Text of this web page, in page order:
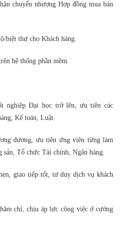
chuyển nhượng Hợp đồng mua bán
biệt thự cho Khách hàng.
hệ thống phần mềm.
nghiệp Đại học trở lên, ưu tiên các
Kế toán, Luật.
đương, ưu tiên ứng viên từng làm
sản, Tổ chức Tài chính, Ngân hàng.
giao tiếp tốt, tư duy dịch vụ khách
chỉ, chịu áp lực công việc ở cường